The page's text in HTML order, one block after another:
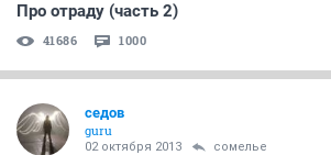
Про отраду (часть 2)
41686 1000
седов
guru
02 октября 2013 сомелье